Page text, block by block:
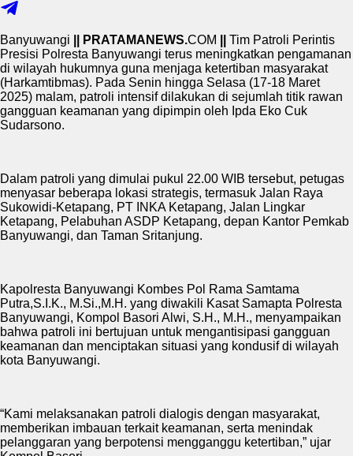
Banyuwangi || PRATAMANEWS.COM
Tim Patroli Perintis
Presisi Polresta Banyuwangi terus meningkatkan pengamanan
di wilayah hukumnya guna menjaga ketertiban masyarakat
(Harkamtibmas). Pada Senin hingga Selasa (17-18 Maret
2025) malam, patroli intensif dilakukan di sejumlah titik rawan
gangguan keamanan yang dipimpin oleh Ipda Eko Cuk
Sudarsono.
Dalam patroli yang dimulai pukul 22.00 WIB tersebut, petugas
menyasar beberapa lokasi strategis, termasuk Jalan Raya
Sukowidi-Ketapang, PT INKA Ketapang, Jalan Lingkar
Ketapang, Pelabuhan ASDP Ketapang, depan Kantor Pemkab
Banyuwangi, dan Taman Sritanjung.
Kapolresta Banyuwangi Kombes Pol Rama Samtama
Putra,S.I.K., M.Si.,M.H. yang diwakili Kasat Samapta Polresta
Banyuwangi, Kompol Basori Alwi, S.H., M.H., menyampaikan
bahwa patroli ini bertujuan untuk mengantisipasi gangguan
keamanan dan menciptakan situasi yang kondusif di wilayah
kota Banyuwangi.
“Kami melaksanakan patroli dialogis dengan masyarakat,
memberikan imbauan terkait keamanan, serta menindak
pelanggaran yang berpotensi mengganggu ketertiban,” ujar